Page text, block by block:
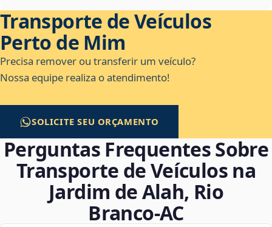
Transporte de Veículos
Perto de Mim
Precisa remover ou transferir um veículo?
Nossa equipe realiza o atendimento!
SOLICITE SEU ORÇAMENTO
Perguntas Frequentes Sobre
Transporte de Veículos na
Jardim de Alah, Rio
Branco‑AC